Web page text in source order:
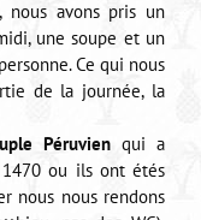
, nous avons pris un
une soupe et un
Ce qui nous
de la journée, la
Péruvien qui a
ou ils ont étés
nous nous rendons